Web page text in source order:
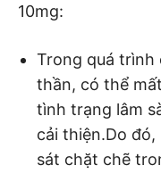
10mg:
Trong quá trình
thần, có thể
tình trạng lâm
cải thiện.Do
sát chặt chẽ